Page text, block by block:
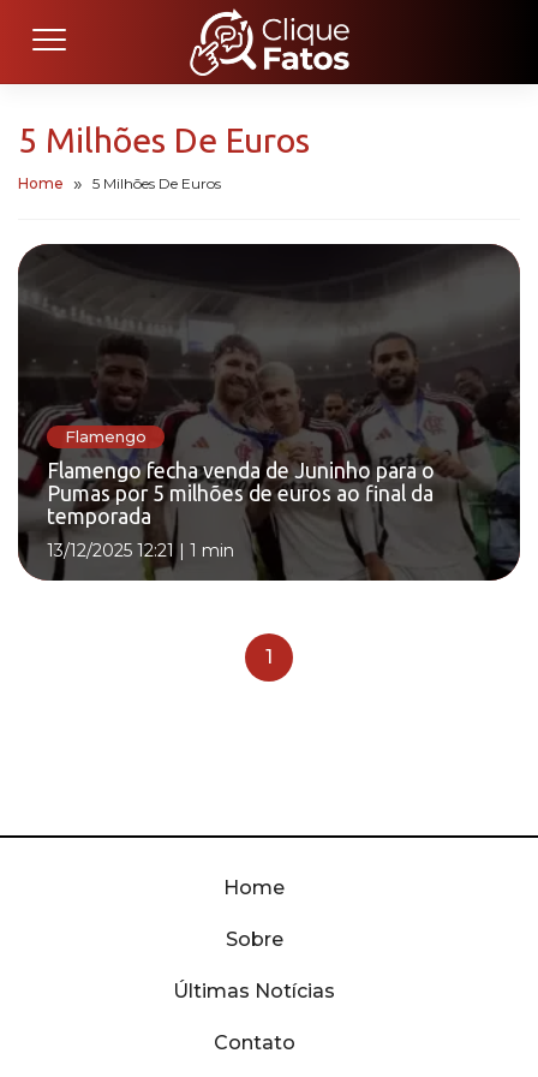
5 Milhões De Euros
Home 5 Milhões De Euros
Flamengo
Flamengo fecha venda de Juninho para o
Pumas por 5 milhões de euros ao final da
temporada
13/12/2025 12:21 | 1 min
1
Home
Sobre
Últimas Notícias
Contato